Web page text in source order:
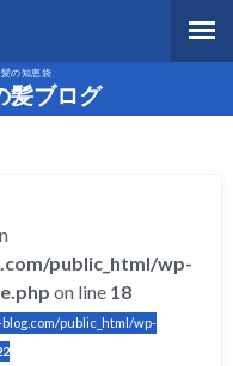
の知恵袋
髪ブログ
public_html/wp-
on line 18
public_html/wp-